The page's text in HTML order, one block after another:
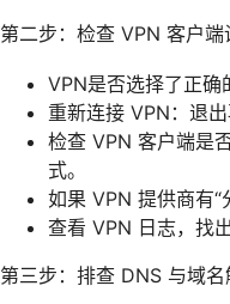
第二步：检查 VPN 客户端
VPN是否选择了正
重新连接 VPN：退
检查 VPN 客户端是
式。
如果 VPN 提供商有“
查看 VPN 日志，找
第三步：排查 DNS 与域名